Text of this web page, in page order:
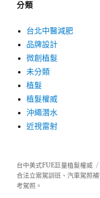
分類
台北中醫減肥
品牌設計
微創植髮
未分類
植髮
植髮權威
沖繩潛水
近視雷射
台中美式FUE巨量植髮權威
合法立案駕訓班、汽車駕照
考駕照。